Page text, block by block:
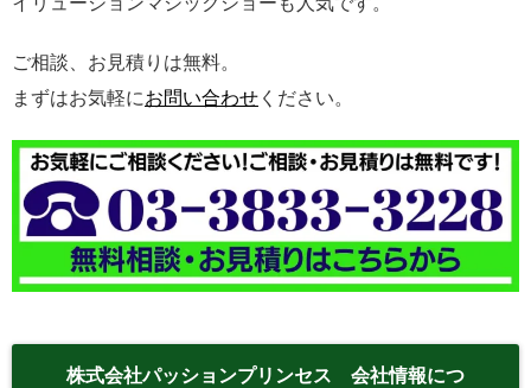
ご相談、お見積りは無料。
まずはお気軽にお問い合わせ ください。
株式会社パッションプリンセス 会社情報につ